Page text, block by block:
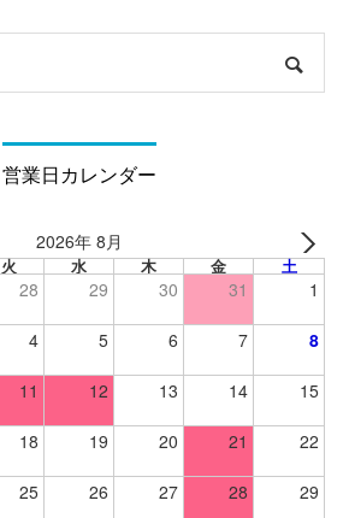
営業日カレンダー
2026年 8月
火 水 木 金 土
28 29 30 31 1
4 5 6 7 8
11 12 13 14 15
18 19 20 21 22
25 26 27 28 29